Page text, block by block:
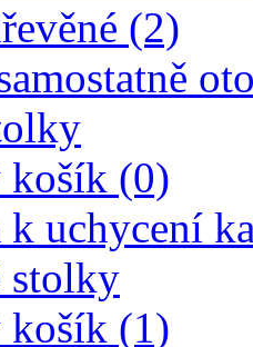
(2)
košík (0)
uchycení
stolky
košík (1)